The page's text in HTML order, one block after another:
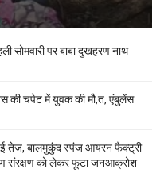
सोमवारी पर बाबा दुखहरण नाथ
की चपेट में युवक की मौ,त, एंबुलेंस
तेज, बालमुकुंद स्पंज आयरन फैक्ट्री
संरक्षण को लेकर फूटा जनआक्रोश